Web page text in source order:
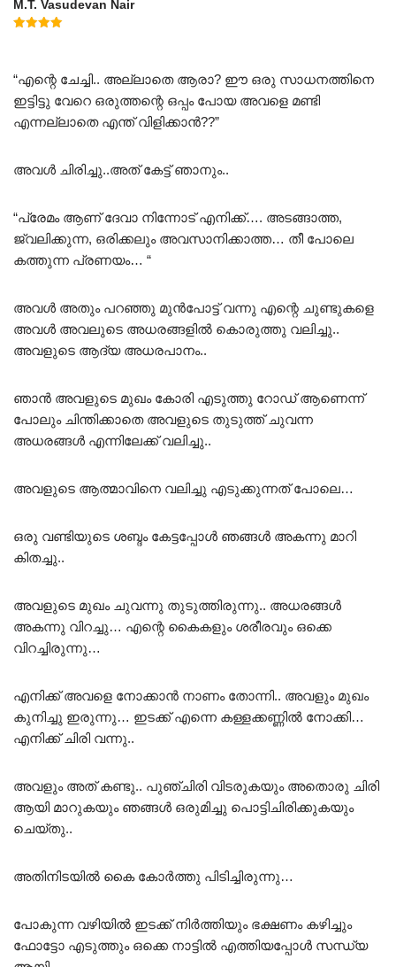
M.T. Vasudevan Nair
“എന്റെ ചേച്ചി.. അല്ലാതെ ആരാ? ഈ ഒരു സാധനത്തിനെ
ഇട്ടിട്ടു വേറെ ഒരുത്തന്റെ ഒപ്പം പോയ അവളെ മണ്ടി
എന്നല്ലാതെ എന്ത് വിളിക്കാൻ??”
അവൾ ചിരിച്ചു..അത് കേട്ട് ഞാനും..
“പ്രേമം ആണ് ദേവാ നിന്നോട് എനിക്ക്…. അടങ്ങാത്ത,
ജ്വലിക്കുന്ന, ഒരിക്കലും അവസാനിക്കാത്ത… തീ പോലെ
കത്തുന്ന പ്രണയം… “
അവൾ അതും പറഞ്ഞു മുൻപോട്ട് വന്നു എന്റെ ചുണ്ടുകളെ
അവൾ അവലുടെ അധരങ്ങളിൽ കൊരുത്തു വലിച്ചു..
അവളുടെ ആദ്യ അധരപാനം..
ഞാൻ അവളുടെ മുഖം കോരി എടുത്തു റോഡ് ആണെന്ന്
പോലും ചിന്തിക്കാതെ അവളുടെ തുടുത്ത് ചുവന്ന
അധരങ്ങൾ എന്നിലേക്ക് വലിച്ചു..
അവളുടെ ആത്മാവിനെ വലിച്ചു എടുക്കുന്നത് പോലെ…
ഒരു വണ്ടിയുടെ ശബ്ദം കേട്ടപ്പോൾ ഞങ്ങൾ അകന്നു മാറി
കിതച്ചു..
അവളുടെ മുഖം ചുവന്നു തുടുത്തിരുന്നു.. അധരങ്ങൾ
അകന്നു വിറച്ചു… എന്റെ കൈകളും ശരീരവും ഒക്കെ
വിറച്ചിരുന്നു…
എനിക്ക് അവളെ നോക്കാൻ നാണം തോന്നി.. അവളും മുഖം
കുനിച്ചു ഇരുന്നു… ഇടക്ക് എന്നെ കള്ളക്കണ്ണിൽ നോക്കി…
എനിക്ക് ചിരി വന്നു..
അവളും അത് കണ്ടു.. പുഞ്ചിരി വിടരുകയും അതൊരു ചിരി
ആയി മാറുകയും ഞങ്ങൾ ഒരുമിച്ചു പൊട്ടിചിരിക്കുകയും
ചെയ്തു..
അതിനിടയിൽ കൈ കോർത്തു പിടിച്ചിരുന്നു…
പോകുന്ന വഴിയിൽ ഇടക്ക് നിർത്തിയും ഭക്ഷണം കഴിച്ചും
ഫോട്ടോ എടുത്തും ഒക്കെ നാട്ടിൽ എത്തിയപ്പോൾ സന്ധ്യ